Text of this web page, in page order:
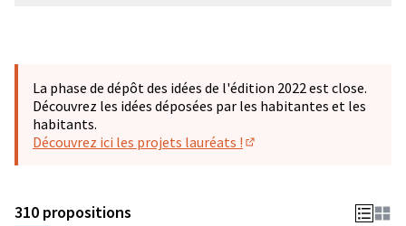
La phase de dépôt des idées de l'édition 2022 est close.
Découvrez les idées déposées par les habitantes et les
habitants.
Découvrez ici les projets lauréats !
310 propositions